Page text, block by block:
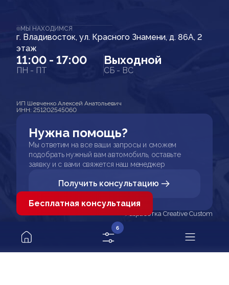
МЫ НАХОДИМСЯ
г. Владивосток, ул. Красного Знамени, д. 86А, 2
этаж
11:00 - 17:00
ПН - ПТ
Выходной
СБ - ВС
ИП Шевченко Алексей Анатольевич
ИНН: 251202545060
Нужна помощь?
Мы ответим на все ваши запросы и сможем
подобрать нужный вам автомобиль, оставьте
заявку и с вами свяжется наш менеджер
Получить консультацию
Разработка Creative Custom
6
Бесплатная консультация